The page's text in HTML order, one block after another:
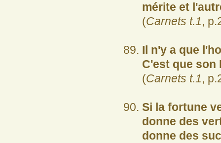
mérite et
(Carnets t.1,
Il n'y a que
C'est que son
(Carnets t.1,
Si la fortune
donne des
donne des